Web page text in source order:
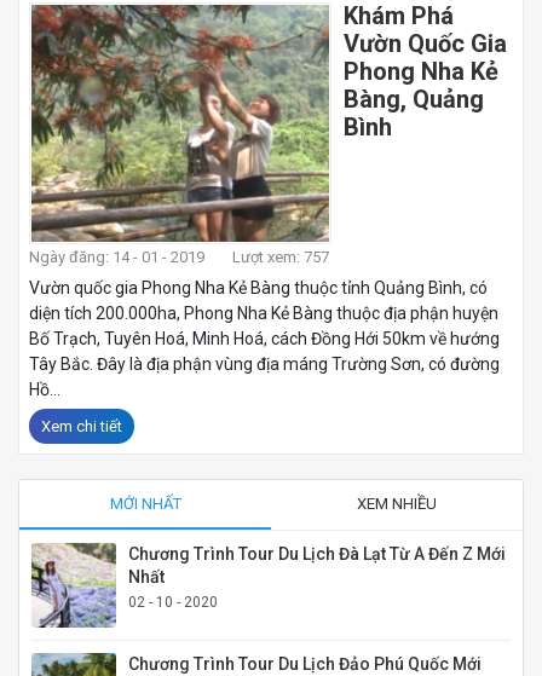
Khám Phá
Vườn Quốc Gia
Phong Nha Kẻ
Bàng, Quảng
Bình
Ngày đăng: 14 - 01 - 2019 Lượt xem: 757
Vườn quốc gia Phong Nha Kẻ Bàng thuộc tỉnh Quảng Bình, có
diện tích 200.000ha, Phong Nha Kẻ Bàng thuộc địa phận huyện
Bố Trạch, Tuyên Hoá, Minh Hoá, cách Đồng Hới 50km về hướng
Tây Bắc. Đây là địa phận vùng địa máng Trường Sơn, có đường
Hồ...
Xem chi tiết
MỚI NHẤT XEM NHIỀU
Chương Trình Tour Du Lịch Đà Lạt Từ A Đến Z Mới
Nhất
02 - 10 - 2020
Chương Trình Tour Du Lịch Đảo Phú Quốc Mới